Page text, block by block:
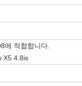
에 적합합니다.
X5 4.8is